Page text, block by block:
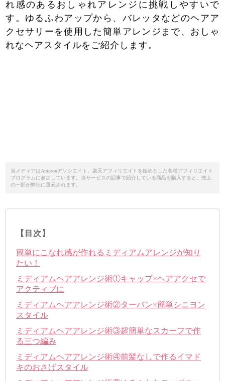
れ感のあるおしゃれアレンジに挑戦しやすいで
す。ゆるふわアップから、バレッタなどのヘアア
クセサリーを使用した簡単アレンジまで、おしゃ
れなヘアスタイルをご紹介します。
当メディアはAmazonアソシエイト、楽天アフィリエイトを始めとした各種アフィリエイト
プログラムに参加しています。当サービスの記事で紹介している商品を購入すると、売上
の一部が弊社に還元されます。
【目次】
簡単にこなれ感が作れるミディアムアレンジが知り
たい！
ミディアムヘアアレンジ術①キャップ×ヘアアクセで
アクティブに
ミディアムヘアアレンジ術②ターバン×簡単シニヨン
スタイル
ミディアムヘアアレンジ術③超簡単なスカーフで作
る三つ編み
ミディアムヘアアレンジ術④前髪なしで作るイマド
キのおさげスタイル